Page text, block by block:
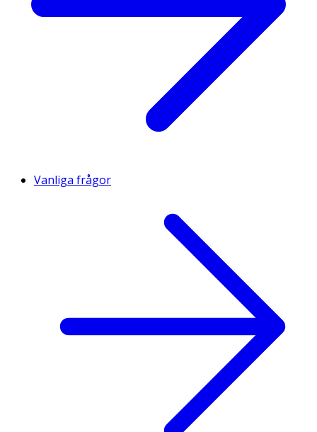
Vanliga frågor